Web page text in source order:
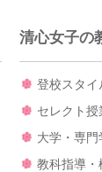
清心女子の
登校スタイ
セレクト授
大学・専門
教科指導・